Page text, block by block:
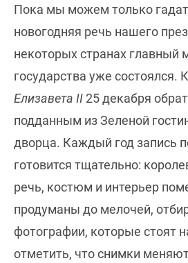
Пока мы можем только
новогодняя речь нашего
некоторых странах главный
государства уже состоялся.
Елизавета II25 декабря
подданным из Зеленой
дворца. Каждый год запись
готовится тщательно:
речь, костюм и интерьер
продуманы до мелочей,
фотографии, которые стоят
отметить, что снимки